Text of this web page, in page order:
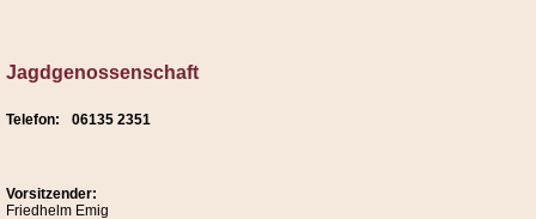
Jagdgenossenschaft
Telefon: 06135 2351
Vorsitzender:
Friedhelm Emig